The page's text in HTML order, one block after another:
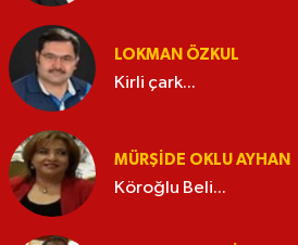
LOKMAN ÖZKUL
Kirli çark...
MÜRŞIDE OKLU AYHAN
Köroğlu Beli...